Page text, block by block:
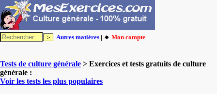
Autres matières | 🔸 Mon compte
Tests de culture générale > Exercices et tests gratuits de culture
générale :
Voir les tests les plus populaires